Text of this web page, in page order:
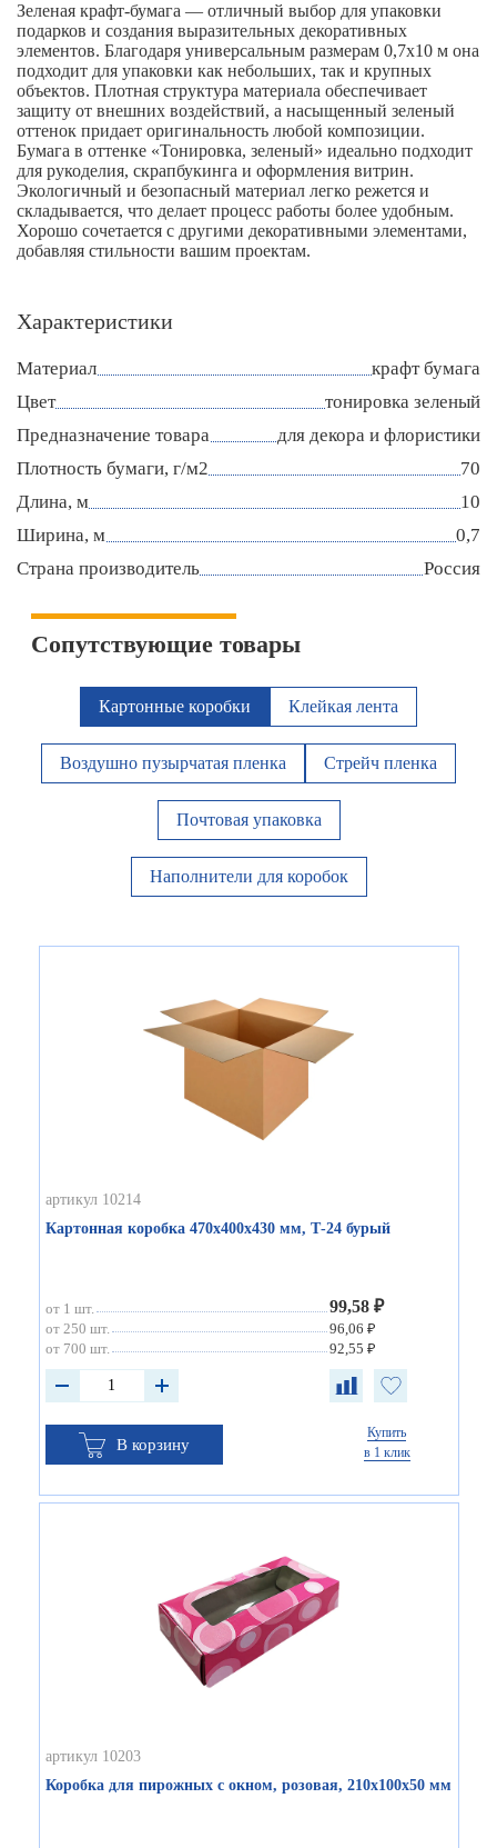
Зеленая крафт-бумага — отличный выбор для упаковки
подарков и создания выразительных декоративных
элементов. Благодаря универсальным размерам 0,7х10 м она
подходит для упаковки как небольших, так и крупных
объектов. Плотная структура материала обеспечивает
защиту от внешних воздействий, а насыщенный зеленый
оттенок придает оригинальность любой композиции.
Бумага в оттенке «Тонировка, зеленый» идеально подходит
для рукоделия, скрапбукинга и оформления витрин.
Экологичный и безопасный материал легко режется и
складывается, что делает процесс работы более удобным.
Хорошо сочетается с другими декоративными элементами,
добавляя стильности вашим проектам.
Характеристики
Материал
крафт бумага
Цвет
тонировка зеленый
Предназначение товара
для декора и флористики
Плотность бумаги, г/м2
70
Длина, м
10
Ширина, м
0,7
Страна производитель
Россия
Сопутствующие товары
Картонные коробки Клейкая лента
Воздушно пузырчатая пленка Стрейч пленка
Почтовая упаковка
Наполнители для коробок
артикул 10214
Картонная коробка 470х400х430 мм, Т-24 бурый
от 1 шт. 99,58 ₽
от 250 шт.
96,06 ₽
от 700 шт.
92,55 ₽
В корзину
Купить
в 1 клик
артикул 10203
Коробка для пирожных с окном, розовая, 210х100х50 мм